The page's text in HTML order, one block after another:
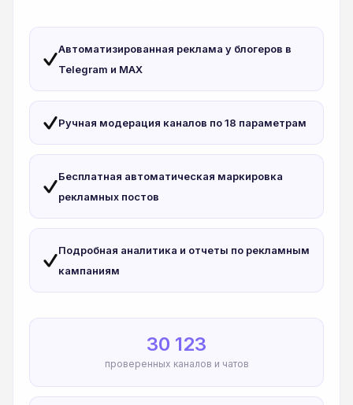
Автоматизированная реклама у блогеров в
Telegram и MAX
Ручная модерация каналов по 18 параметрам
Бесплатная автоматическая маркировка
рекламных постов
Подробная аналитика и отчеты по рекламным
кампаниям
30 123
проверенных каналов и чатов